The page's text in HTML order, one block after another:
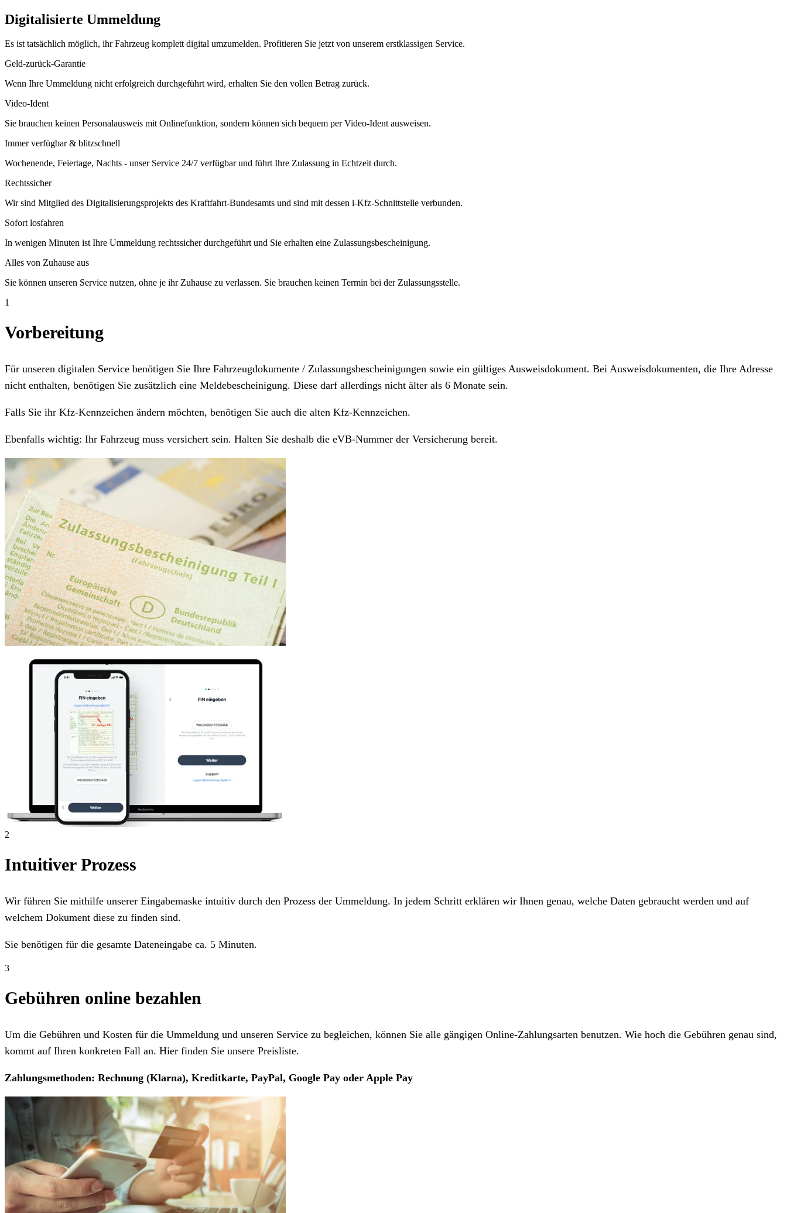
Digitalisierte Ummeldung
Es ist tatsächlich möglich, ihr Fahrzeug komplett digital umzumelden. Profitieren Sie jetzt von unserem erstklassigen Service.
Geld-zurück-Garantie
Wenn Ihre Ummeldung nicht erfolgreich durchgeführt wird, erhalten Sie den vollen Betrag zurück.
Video-Ident
Sie brauchen keinen Personalausweis mit Onlinefunktion, sondern können sich bequem per Video-Ident ausweisen.
Immer verfügbar & blitzschnell
Wochenende, Feiertage, Nachts - unser Service 24/7 verfügbar und führt Ihre Zulassung in Echtzeit durch.
Rechtssicher
Wir sind Mitglied des Digitalisierungsprojekts des Kraftfahrt-Bundesamts und sind mit dessen i-Kfz-Schnittstelle verbunden.
Sofort losfahren
In wenigen Minuten ist Ihre Ummeldung rechtssicher durchgeführt und Sie erhalten eine Zulassungsbescheinigung.
Alles von Zuhause aus
Sie können unseren Service nutzen, ohne je ihr Zuhause zu verlassen. Sie brauchen keinen Termin bei der Zulassungsstelle.
1
Vorbereitung
Für unseren digitalen Service benötigen Sie Ihre Fahrzeugdokumente / Zulassungsbescheinigungen sowie ein gültiges Ausweisdokument. Bei Ausweisdokumenten, die Ihre Adresse
nicht enthalten, benötigen Sie zusätzlich eine Meldebescheinigung. Diese darf allerdings nicht älter als 6 Monate sein.
Falls Sie ihr Kfz-Kennzeichen ändern möchten, benötigen Sie auch die alten Kfz-Kennzeichen.
Ebenfalls wichtig: Ihr Fahrzeug muss versichert sein. Halten Sie deshalb die eVB-Nummer der Versicherung bereit.
2
Intuitiver Prozess
Wir führen Sie mithilfe unserer Eingabemaske intuitiv durch den Prozess der Ummeldung. In jedem Schritt erklären wir Ihnen genau, welche Daten gebraucht werden und auf
welchem Dokument diese zu finden sind.
Sie benötigen für die gesamte Dateneingabe ca. 5 Minuten.
3
Gebühren online bezahlen
Um die Gebühren und Kosten für die Ummeldung und unseren Service zu begleichen, können Sie alle gängigen Online-Zahlungsarten benutzen. Wie hoch die Gebühren genau sind,
kommt auf Ihren konkreten Fall an. Hier finden Sie unsere Preisliste.
Zahlungsmethoden: Rechnung (Klarna), Kreditkarte, PayPal, Google Pay oder Apple Pay